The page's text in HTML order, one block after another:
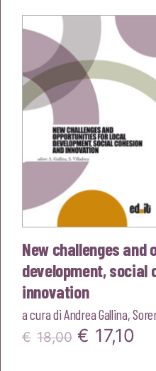
€18,00.
New challenges
development, social
innovation
a cura diAndrea Gallina,
€ 18,00 Il
€ 17,10